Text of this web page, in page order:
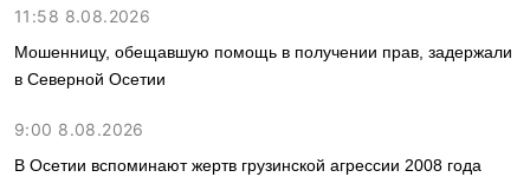
11:58 8.08.2026
Мошенницу, обещавшую помощь в получении прав, задержали
в Северной Осетии
9:00 8.08.2026
В Осетии вспоминают жертв грузинской агрессии 2008 года